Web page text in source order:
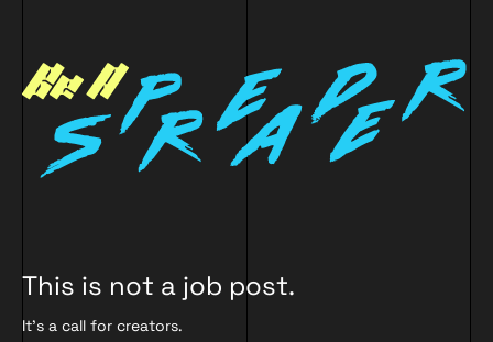
This is not a job post.
It’s a call for creators.